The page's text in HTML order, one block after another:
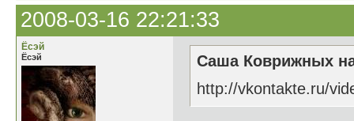
2008-03-16 22:21:33
Ёсэй
Ёсэй
Саша Коврижных
http://vkontakte.ru/